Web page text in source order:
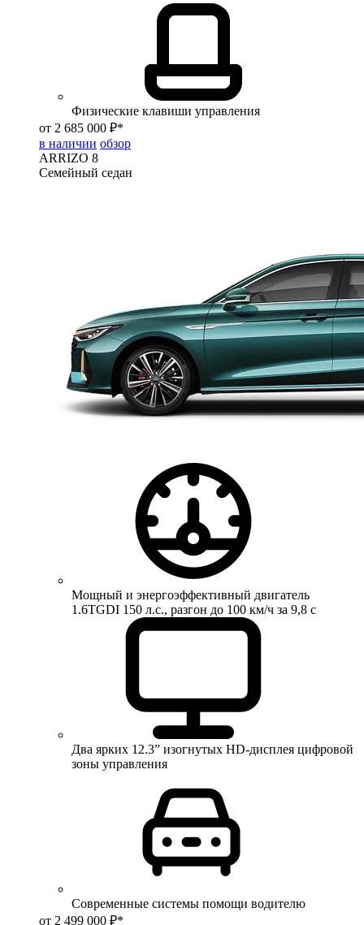
Физические клавиши управления
от 2 685 000 ₽*
в наличии обзор
ARRIZO 8
Семейный седан
Мощный и энергоэффективный двигатель
1.6TGDI 150 л.с., разгон до 100 км/ч за 9,8 с
Два ярких 12.3” изогнутых HD-дисплея цифровой
зоны управления
Современные системы помощи водителю
от 2 499 000 ₽*